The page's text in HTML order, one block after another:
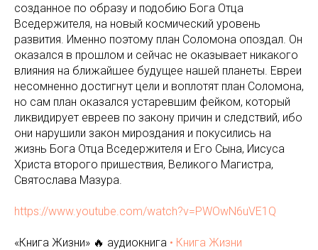
созданное по образу и подобию Бога Отца
Вседержителя, на новый космический уровень
развития. Именно поэтому план Соломона опоздал. Он
оказался в прошлом и сейчас не оказывает никакого
влияния на ближайшее будущее нашей планеты. Евреи
несомненно достигнут цели и воплотят план Соломона,
но сам план оказался устаревшим фейком, который
ликвидирует евреев по закону причин и следствий, ибо
они нарушили закон мироздания и покусились на
жизнь Бога Отца Вседержителя и Его Сына, Иисуса
Христа второго пришествия, Великого Магистра,
Святослава Мазура.
https://www.youtube.com/watch?v=PWOwN6uVE1Q
«Книга Жизни» 🔥 аудиокнига • Книга Жизни